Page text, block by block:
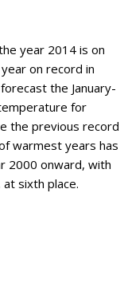
year 2014 is on
on record in
the January-
for
the previous record
warmest years has
2000 onward, with
sixth place.